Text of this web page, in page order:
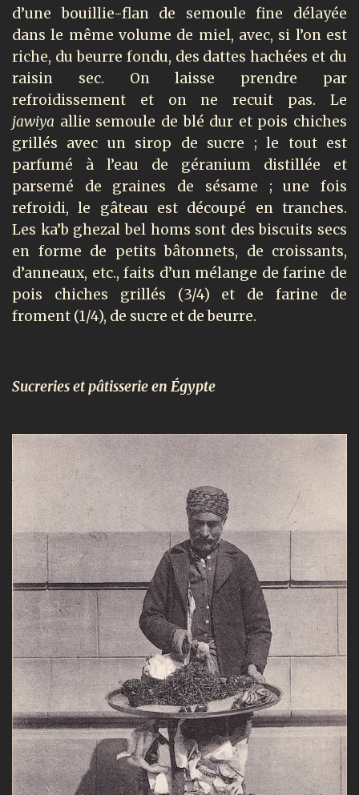
d’une bouillie-flan de semoule fine délayée
dans le même volume de miel, avec, si l’on est
riche, du beurre fondu, des dattes hachées et du
raisin sec. On laisse prendre par
refroidissement et on ne recuit pas. Le
jawiya allie semoule de blé dur et pois chiches
grillés avec un sirop de sucre ; le tout est
parfumé à l’eau de géranium distillée et
parsemé de graines de sésame ; une fois
refroidi, le gâteau est découpé en tranches.
Les ka’b ghezal bel homs sont des biscuits secs
en forme de petits bâtonnets, de croissants,
d’anneaux, etc., faits d’un mélange de farine de
pois chiches grillés (3/4) et de farine de
froment (1/4), de sucre et de beurre.
Sucrerieset pâtisserie en Égypte